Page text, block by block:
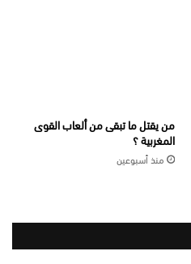
من يقتل ما تبقى من ألعاب القوى
المغربية ؟
منذ أسبوعين